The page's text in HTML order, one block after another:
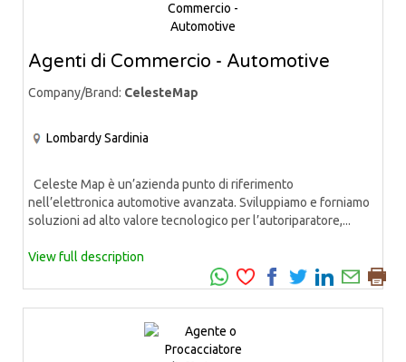
Agenti di Commercio - Automotive
Company/Brand: CelesteMap
LombardySardinia
Celeste Map è un’azienda punto di riferimento
nell’elettronica automotive avanzata. Sviluppiamo e forniamo
soluzioni ad alto valore tecnologico per l’autoriparatore,...
View full description